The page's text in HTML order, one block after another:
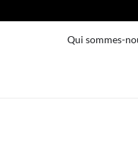
Qui sommes-